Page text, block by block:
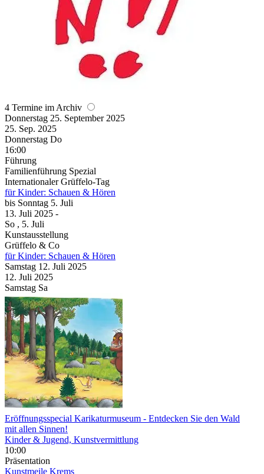
4 Termine im Archiv
Donnerstag 25. September 2025
25. Sep. 2025
Donnerstag Do
16:00
Führung
Familienführung Spezial
Internationaler Grüffelo-Tag
für Kinder: Schauen & Hören
bis Sonntag 5. Juli
13. Juli 2025 -
So , 5. Juli
Kunstausstellung
Grüffelo & Co
für Kinder: Schauen & Hören
Samstag 12. Juli 2025
12. Juli 2025
Samstag Sa
Eröffnungsspecial Karikaturmuseum - Entdecken Sie den Wald
mit allen Sinnen!
Kinder & Jugend, Kunstvermittlung
10:00
Präsentation
Kunstmeile Krems